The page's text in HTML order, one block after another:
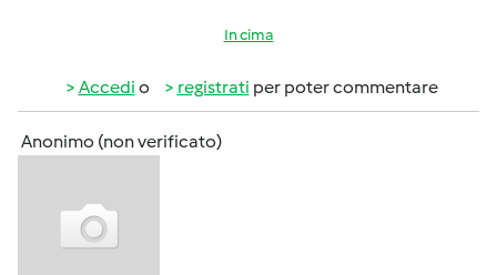
In cima
Accedi o registrati per poter commentare
Anonimo (non verificato)